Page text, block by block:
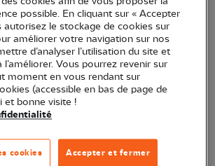
le rôle d’équarrisseurs dans la
possible. En cliquant sur « Accepter
autorisez le stockage de cookies sur
améliorer votre navigation sur nos
d’analyser l’utilisation du site et
Vous pourrez revenir sur
moment en vous rendant sur
(accessible en bas de page de
et bonne visite !
Accepter et fermer
cookies